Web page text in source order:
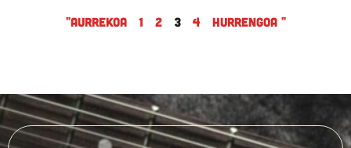
"Aurrekoa 1 2 3 4 Hurrengoa "